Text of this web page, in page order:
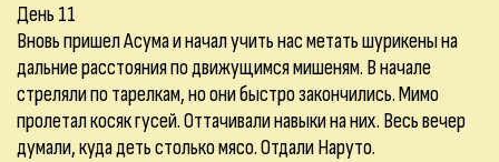
День 11
Вновь пришел Асума и начал учить нас метать шурикены на
дальние расстояния по движущимся мишеням. В начале
стреляли по тарелкам, но они быстро закончились. Мимо
пролетал косяк гусей. Оттачивали навыки на них. Весь вечер
думали, куда деть столько мясо. Отдали Наруто.